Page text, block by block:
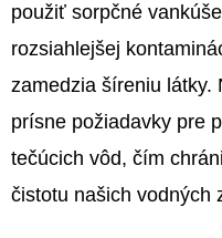
použiť sorpčné
rozsiahlejšej
zamedzia šíreniu látky.
prísne požiadavky pre
tečúcich vôd, čím
čistotu našich vodných